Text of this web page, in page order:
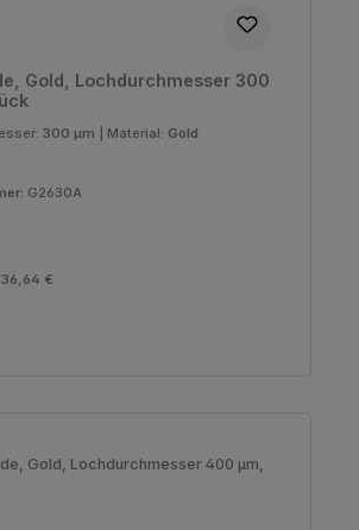
Gold, Lochdurchmesser 300
300 µm Material: Gold
G2630A
36,64 €